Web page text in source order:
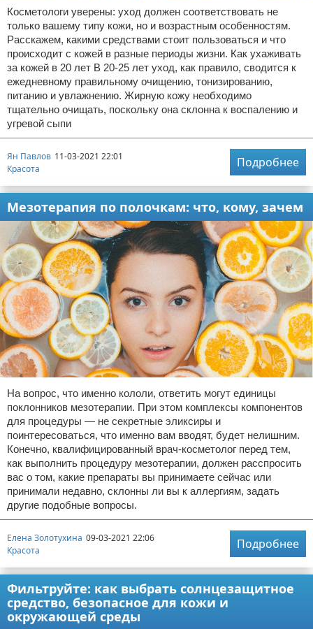
Косметологи уверены: уход должен соответствовать не
только вашему типу кожи, но и возрастным особенностям.
Расскажем, какими средствами стоит пользоваться и что
происходит с кожей в разные периоды жизни. Как ухаживать
за кожей в 20 лет В 20-25 лет уход, как правило, сводится к
ежедневному правильному очищению, тонизированию,
питанию и увлажнению. Жирную кожу необходимо
тщательно очищать, поскольку она склонна к воспалению и
угревой сыпи
Ян Павлов 11-03-2021 22:01
Красота
Подробнее
Мезотерапия по полочкам: что, кому, зачем
На вопрос, что именно кололи, ответить могут единицы
поклонников мезотерапии. При этом комплексы компонентов
для процедуры — не секретные эликсиры и
поинтересоваться, что именно вам вводят, будет нелишним.
Конечно, квалифицированный врач-косметолог перед тем,
как выполнить процедуру мезотерапии, должен расспросить
вас о том, какие препараты вы принимаете сейчас или
принимали недавно, склонны ли вы к аллергиям, задать
другие подобные вопросы.
Елена Золотухина 09-03-2021 22:06
Красота
Подробнее
Фильтруйте: как выбрать солнцезащитное
средство, безопасное для кожи и
окружающей среды